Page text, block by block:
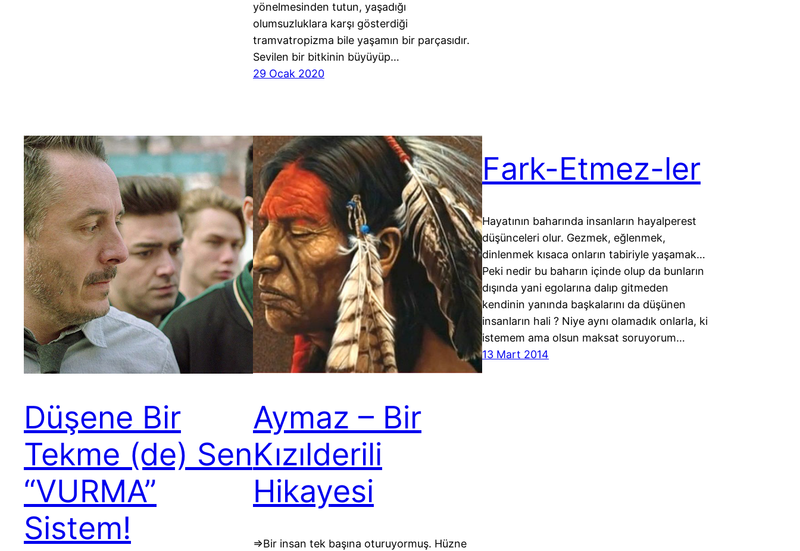
yönelmesinden tutun, yaşadığı
olumsuzluklara karşı gösterdiği
tramvatropizma bile yaşamın bir parçasıdır.
Sevilen bir bitkinin büyüyüp…
29 Ocak 2020
Düşene Bir
Tekme (de) Sen
“VURMA”
Sistem!
Aymaz – Bir
Kızılderili
Hikayesi
⇒Bir insan tek başına oturuyormuş. Hüzne
Fark-Etmez-ler
Hayatının baharında insanların hayalperest
düşünceleri olur. Gezmek, eğlenmek,
dinlenmek kısaca onların tabiriyle yaşamak…
Peki nedir bu baharın içinde olup da bunların
dışında yani egolarına dalıp gitmeden
kendinin yanında başkalarını da düşünen
insanların hali ? Niye aynı olamadık onlarla, ki
istemem ama olsun maksat soruyorum…
13 Mart 2014